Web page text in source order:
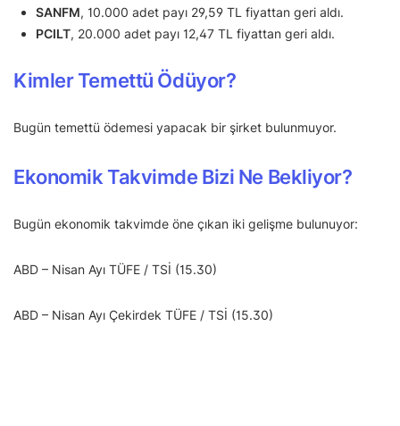
SANFM, 10.000 adet payı 29,59 TL fiyattan geri aldı.
PCILT, 20.000 adet payı 12,47 TL fiyattan geri aldı.
Kimler Temettü Ödüyor?
Bugün temettü ödemesi yapacak bir şirket bulunmuyor.
Ekonomik Takvimde Bizi Ne Bekliyor?
Bugün ekonomik takvimde öne çıkan iki gelişme bulunuyor:
ABD – Nisan Ayı TÜFE / TSİ (15.30)
ABD – Nisan Ayı Çekirdek TÜFE / TSİ (15.30)